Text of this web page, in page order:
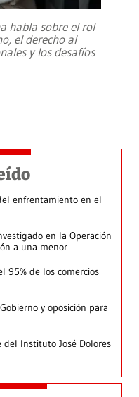
habla sobre el rol
el derecho al
y los desafíos
enfrentamiento en el
en la Operación
a una menor
95% de los comercios
y oposición para
Instituto José Dolores